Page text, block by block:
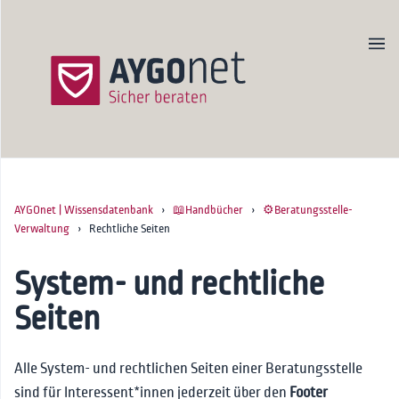
Produktseite
Startseite
Erste Schritte für Admins
AYGOnet | Wissensdatenbank › 📖Handbücher › ⚙️Beratungsstelle-
Verwaltung › Rechtliche Seiten
System- und rechtliche
Seiten
Alle System- und rechtlichen Seiten einer Beratungsstelle
sind für Interessent*innen jederzeit über den Footer